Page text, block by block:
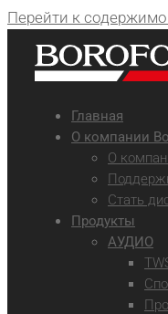
Перейти к
Главная
О компании
О
Стать
Продукты
АУДИО